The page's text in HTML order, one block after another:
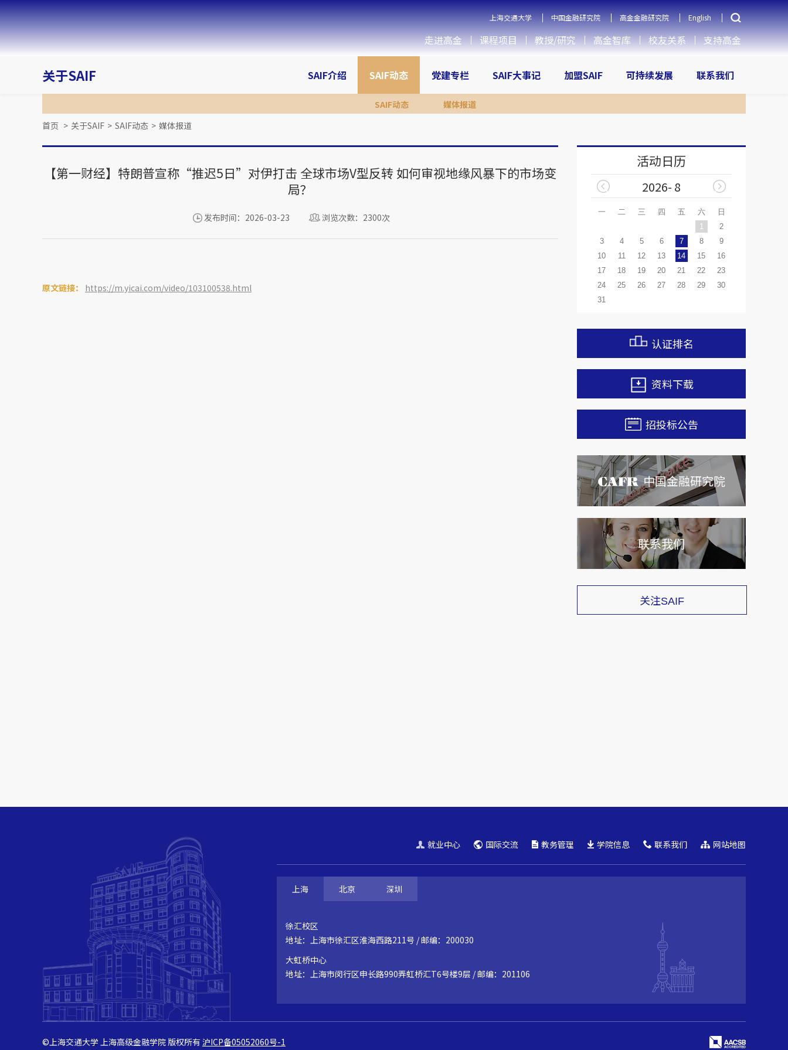
上海交通大学 中国金融研究院 高金金融研究院 English
走进高金 课程项目 教授/研究 高金智库 校友关系 支持高金
关于SAIF SAIF介绍 SAIF动态
SAIF动态 媒体报道
党建专栏 SAIF大事记 加盟SAIF 可持续发展 联系我们
首页 > 关于SAIF > SAIF动态 > 媒体报道
【第一财经】特朗普宣称“推迟5日”对伊打击 全球市场V型反转 如何审视地缘风暴下的市场变
局？
发布时间：2026-03-23 浏览次数：2300次
原文链接： https://m.yicai.com/video/103100538.html
活动日历
2026- 8
一 二 三 四 五 六
日
1
2
3
4 5 6 7 8
9
10
11 12 13 14 15
16
17
18 19 20 21 22
23
24
25 26 27 28 29
30
31
认证排名
资料下载
招投标公告
中国金融研究院
联系我们
关注SAIF
就业中心 国际交流 教务管理 学院信息 联系我们 网站地图
上海 北京 深圳
徐汇校区
地址：上海市徐汇区淮海西路211号 / 邮编：200030
大虹桥中心
地址：上海市闵行区申长路990弄虹桥汇T6号楼9层 / 邮编：201106
©上海交通大学 上海高级金融学院 版权所有沪ICP备05052060号-1